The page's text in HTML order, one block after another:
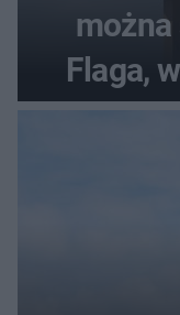
Flaga,